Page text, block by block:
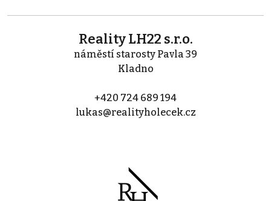
Reality LH22 s.r.o.
náměstí starosty Pavla 39
Kladno
+420 724 689 194
lukas@realityholecek.cz